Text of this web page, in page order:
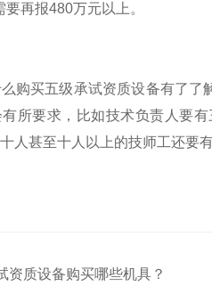
再报480万元以上。
购买五级承试资质设备有了了
所要求，比如技术负责人要
人甚至十人以上的技师工还要
资质设备购买哪些机具？